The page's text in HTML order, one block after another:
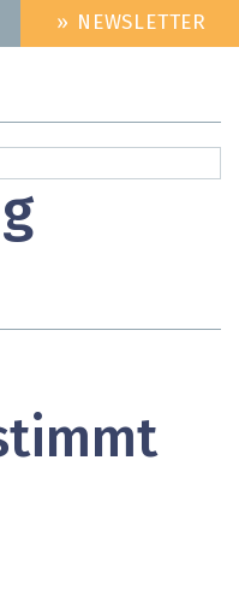
HEADER
MENU
» NEWSLETTER